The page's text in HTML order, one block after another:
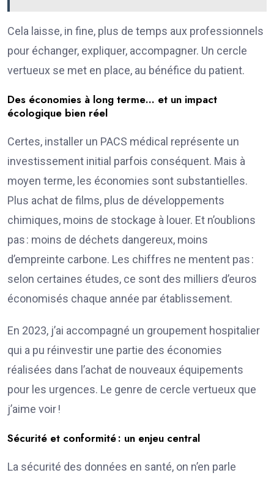
Cela laisse, in fine, plus de temps aux professionnels
pour échanger, expliquer, accompagner. Un cercle
vertueux se met en place, au bénéfice du patient.
Des économies à long terme… et un impact
écologique bien réel
Certes, installer un PACS médical représente un
investissement initial parfois conséquent. Mais à
moyen terme, les économies sont substantielles.
Plus achat de films, plus de développements
chimiques, moins de stockage à louer. Et n’oublions
pas : moins de déchets dangereux, moins
d’empreinte carbone. Les chiffres ne mentent pas :
selon certaines études, ce sont des milliers d’euros
économisés chaque année par établissement.
En 2023, j’ai accompagné un groupement hospitalier
qui a pu réinvestir une partie des économies
réalisées dans l’achat de nouveaux équipements
pour les urgences. Le genre de cercle vertueux que
j’aime voir !
Sécurité et conformité : un enjeu central
La sécurité des données en santé, on n’en parle